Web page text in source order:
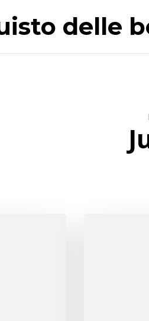
delle